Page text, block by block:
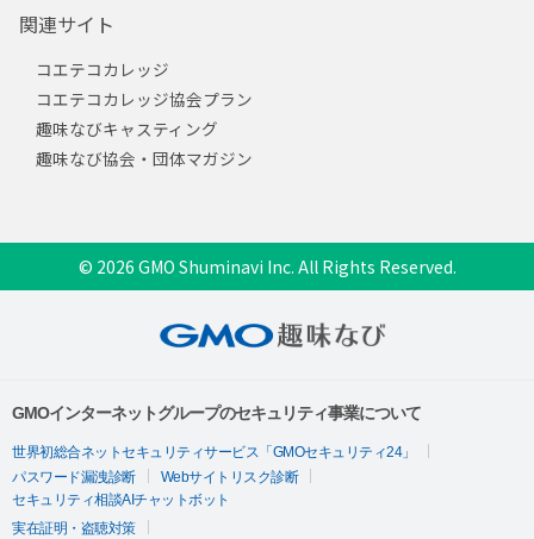
関連サイト
コエテコカレッジ
コエテコカレッジ協会プラン
趣味なびキャスティング
趣味なび協会・団体マガジン
© 2026 GMO Shuminavi Inc. All Rights Reserved.